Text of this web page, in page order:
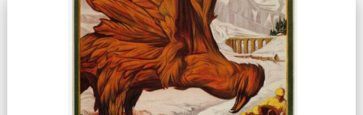
На заседании составлялись планы по этапам
реорганизации. ...